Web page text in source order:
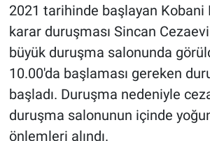
2021 tarihinde başlayan Kobani
karar duruşması Sincan
büyük duruşma salonunda
10.00'da başlaması gereken
başladı. Duruşma nedeniyle
duruşma salonunun içinde
önlemleri alındı.